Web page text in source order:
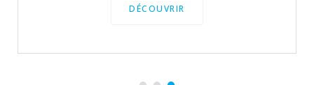
DÉCOUVRIR